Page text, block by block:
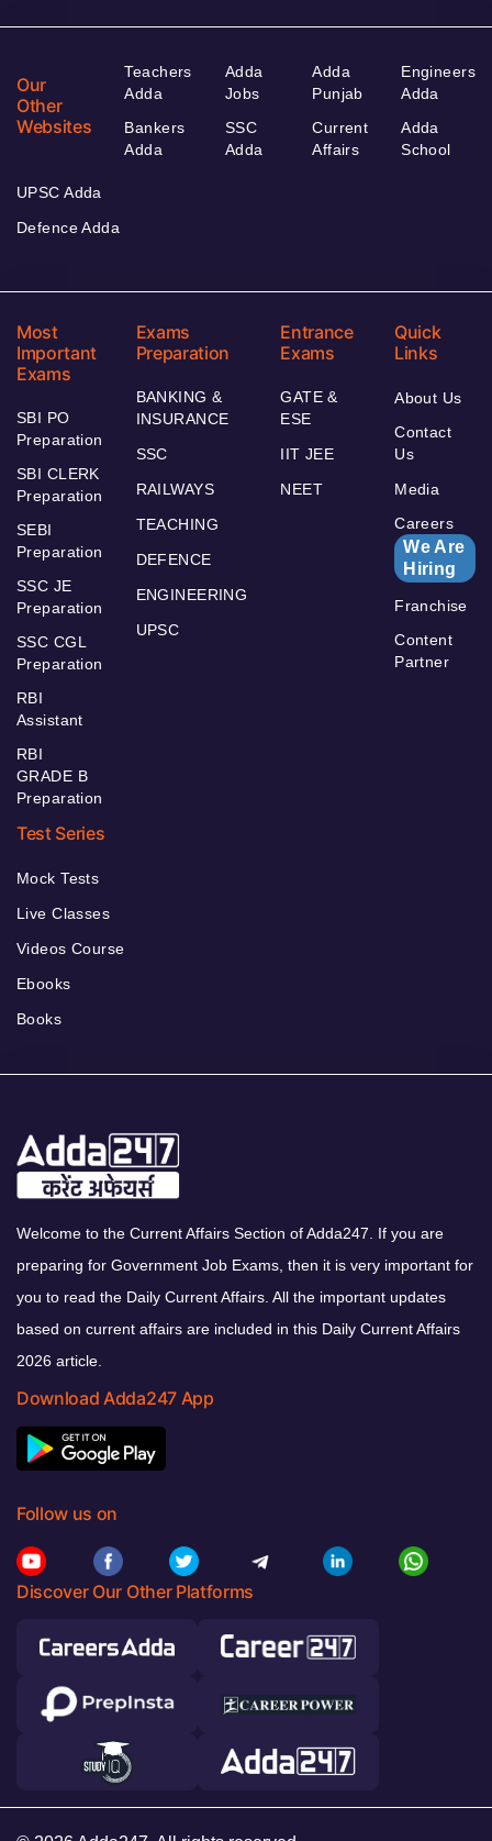
Our
Other
Websites
Teachers
Adda
Bankers
Adda
Adda
Jobs
SSC
Adda
Adda
Punjab
Current
Affairs
Engineers
Adda
Adda
School
UPSC Adda
Defence Adda
Most
Important
Exams
SBI PO
Preparation
SBI CLERK
Preparation
SEBI
Preparation
SSC JE
Preparation
SSC CGL
Preparation
RBI
Assistant
RBI
GRADE B
Preparation
Exams
Preparation
BANKING &
INSURANCE
SSC
RAILWAYS
TEACHING
DEFENCE
ENGINEERING
UPSC
Entrance
Exams
GATE &
ESE
IIT JEE
NEET
Quick
Links
About Us
Contact
Us
Media
Careers
We Are
Hiring
Franchise
Content
Partner
Test Series
Mock Tests
Live Classes
Videos Course
Ebooks
Books
Welcome to the Current Affairs Section of Adda247. If you are
preparing for Government Job Exams, then it is very important for
you to read the Daily Current Affairs. All the important updates
based on current affairs are included in this Daily Current Affairs
2026 article.
Download Adda247 App
Follow us on
Discover Our Other Platforms